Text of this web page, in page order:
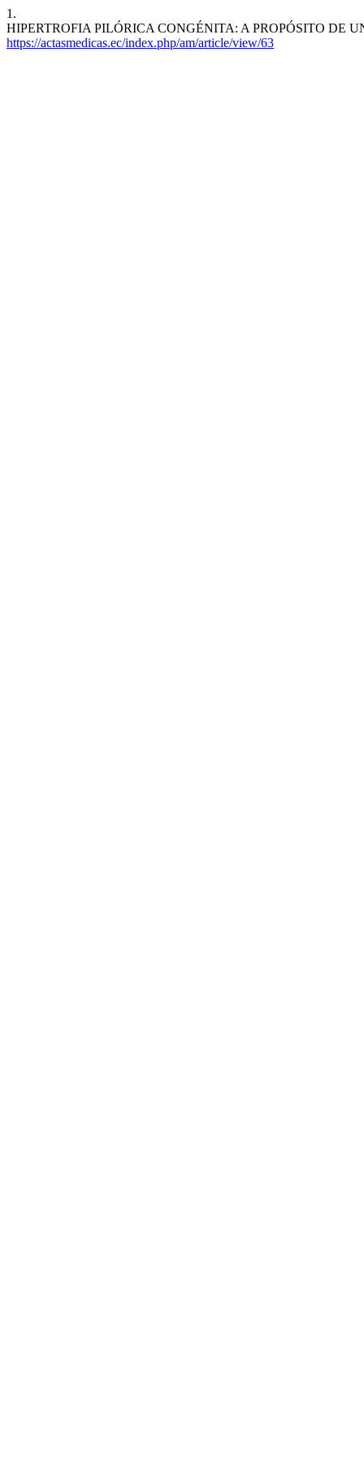
1.
HIPERTROFIA PILÓRICA CONGÉNITA: A PROPÓSITO DE
https://actasmedicas.ec/index.php/am/article/view/63